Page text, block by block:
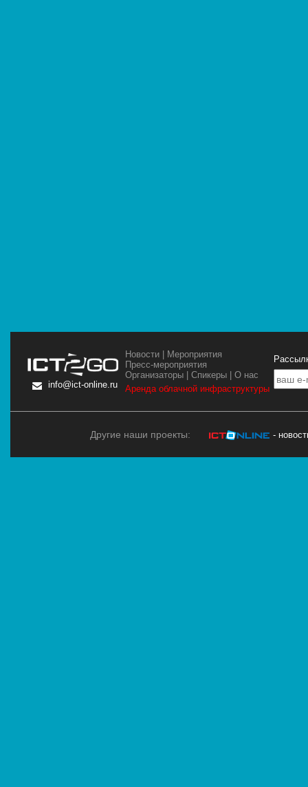
info@ict-online.ru
Новости
Мероприятия
Пресс-мероприятия
Организаторы |Спикеры |О нас
Аренда облачной инфраструктуры
Другие наши проекты: -